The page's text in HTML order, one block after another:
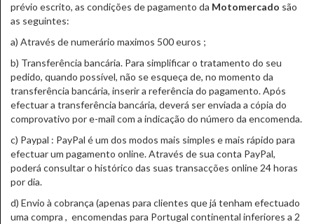
prévio escrito, as condições de pagamento da Motomercado são
as seguintes:
a) Através de numerário maximos 500 euros ;
b) Transferência bancária. Para simplificar o tratamento do seu
pedido, quando possível, não se esqueça de, no momento da
transferência bancária, inserir a referência do pagamento. Após
efectuar a transferência bancária, deverá ser enviada a cópia do
comprovativo por e-mail com a indicação do número da encomenda.
c) Paypal : PayPal é um dos modos mais simples e mais rápido para
efectuar um pagamento online. Através de sua conta PayPal,
poderá consultar o histórico das suas transacções online 24 horas
por dia.
d) Envio à cobrança (apenas para clientes que já tenham efectuado
uma compra , encomendas para Portugal continental inferiores a 2